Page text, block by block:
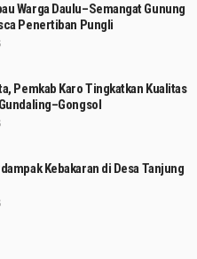
Warga Daulu–Semangat Gunung
Penertiban Pungli
Pemkab Karo Tingkatkan Kualitas
Kebakaran di Desa Tanjung